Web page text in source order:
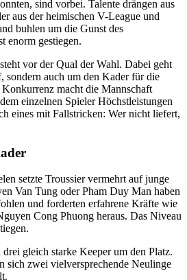
sind vorbei. Talente drängen aus
aus der heimischen V-League und
buhlen um die Gunst des
enorm gestiegen.
vor der Qual der Wahl. Dabei geht
sondern auch um den Kader für die
macht die Mannschaft
einzelnen Spieler Höchstleistungen
eines mit Fallstricken: Wer nicht liefert,
setzte Troussier vermehrt auf junge
Van Tung oder Pham Duy Man haben
und forderten erfahrene Kräfte wie
Cong Phuong heraus. Das Niveau
gleich starke Keeper um den Platz.
sich zwei vielversprechende Neulinge